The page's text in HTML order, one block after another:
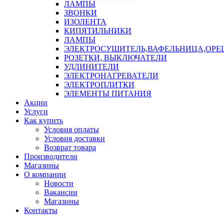
ЛАМПЫ
ЗВОНКИ
ИЗОЛЕНТА
КИПЯТИЛЬНИКИ
ЛАМПЫ
РОЗЕТКИ, ВЫКЛЮЧАТЕЛИ
УДЛИНИТЕЛИ
ЭЛЕКТРОНАГРЕВАТЕЛИ
ЭЛЕКТРОПЛИТКИ
ЭЛЕМЕНТЫ ПИТАНИЯ
Акции
Услуги
Как купить
Условия оплаты
Условия доставки
Возврат товара
Производители
Магазины
О компании
Новости
Вакансии
Магазины
Контакты